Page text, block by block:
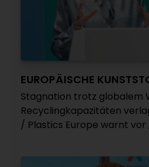
EUROPÄISCHE
Stagnation trotz globalem
Recyclingkapazitäten
/ Plastics Europe warnt vor